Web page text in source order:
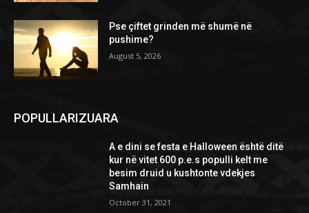
Pse çiftet grinden më shumë në
pushime?
August 5, 2026
POPULLARIZUARA
A e dini se festa e Halloween është ditë
kur në vitet 600 p.e.s populli kelt me
besim druid u kushtonte vdekjes
Samhain
October 31, 2021